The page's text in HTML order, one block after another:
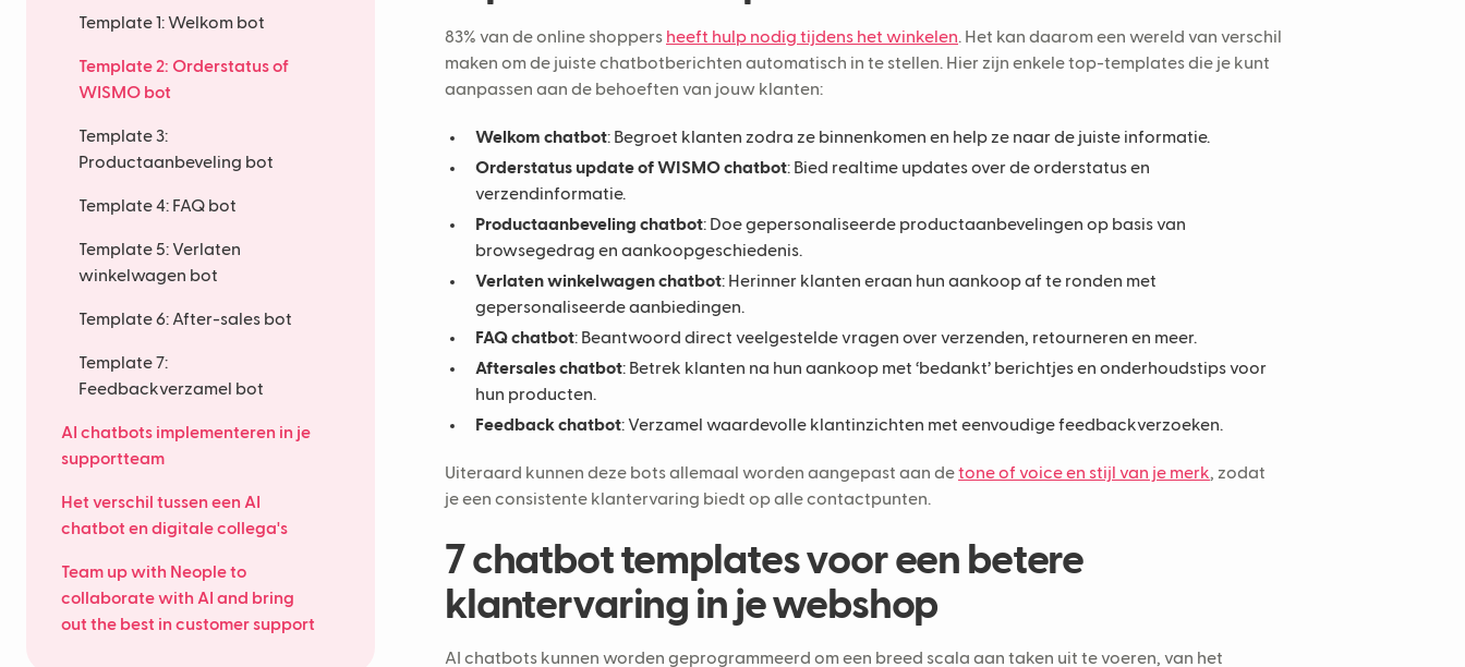
Template 1: Welkom bot
Template 2: Orderstatus of
WISMO bot
Template 3:
Productaanbeveling bot
Template 4: FAQ bot
Template 5: Verlaten
winkelwagen bot
Template 6: After-sales bot
Template 7:
Feedbackverzamel bot
AI chatbots implementeren in je
supportteam
Het verschil tussen een AI
chatbot en digitale collega's
Team up with Neople to
collaborate with AI and bring
out the best in customer support
83% van de online shoppers heeft hulp nodig tijdens het winkelen. Het kan daarom een wereld van verschil
maken om de juiste chatbotberichten automatisch in te stellen. Hier zijn enkele top-templates die je kunt
aanpassen aan de behoeften van jouw klanten:
Welkom chatbot: Begroet klanten zodra ze binnenkomen en help ze naar de juiste informatie.
Orderstatus update of WISMO chatbot: Bied realtime updates over de orderstatus en
verzendinformatie.
Productaanbeveling chatbot: Doe gepersonaliseerde productaanbevelingen op basis van
browsegedrag en aankoopgeschiedenis.
Verlaten winkelwagen chatbot: Herinner klanten eraan hun aankoop af te ronden met
gepersonaliseerde aanbiedingen.
FAQ chatbot: Beantwoord direct veelgestelde vragen over verzenden, retourneren en meer.
Aftersales chatbot: Betrek klanten na hun aankoop met ‘bedankt’ berichtjes en onderhoudstips voor
hun producten.
Feedback chatbot: Verzamel waardevolle klantinzichten met eenvoudige feedbackverzoeken.
Uiteraard kunnen deze bots allemaal worden aangepast aan detone of voice en stijl van je merk, zodat
je een consistente klantervaring biedt op alle contactpunten.
7 chatbot templates voor een betere
klantervaring in je webshop
AI chatbots kunnen worden geprogrammeerd om een breed scala aan taken uit te voeren, van het